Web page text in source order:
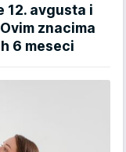
12. avgusta i
znacima
6 meseci